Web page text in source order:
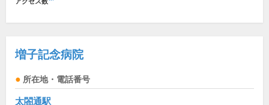
増子記念病院
所在地・電話番号
太閤通駅